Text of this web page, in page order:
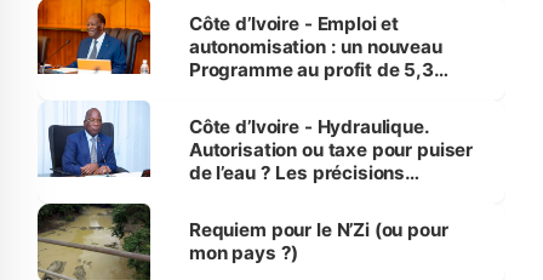
et Yamoussoukro
Côte d’Ivoire - Emploi et
autonomisation : un nouveau
Programme au profit de 5,3
Côte d’Ivoire - Hydraulique.
Autorisation ou taxe pour puiser
de l’eau ? Les précisions
Requiem pour le N’Zi (ou pour
mon pays ?)